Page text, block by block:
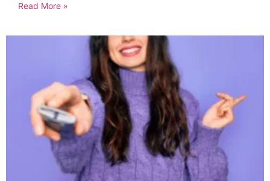
Read More »